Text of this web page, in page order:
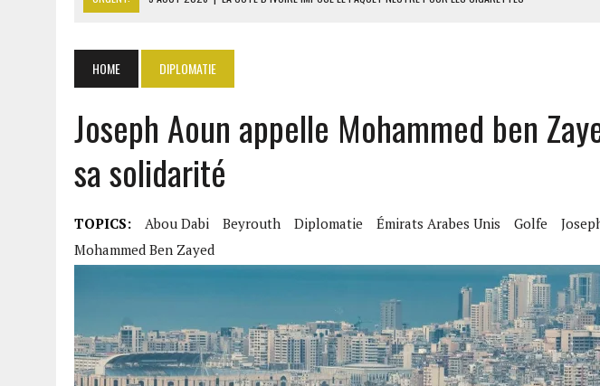
5 AOÛT 2026 | RDC : JUSQU’À 5000 TONNES D’URANIUM EXPORTÉES VERS LA CHINE EN 20 ANS
5 AOÛT 2026
SÉNÉGAL : LANSANA GAGNY SAKHO PREND SES DISTANCES AVEC SONKO
HOME DIPLOMATIE
Joseph Aoun appelle Mohammed ben
sa solidarité
TOPICS: Abou Dabi Beyrouth Diplomatie Émirats Arabes Unis Golfe
Mohammed Ben Zayed